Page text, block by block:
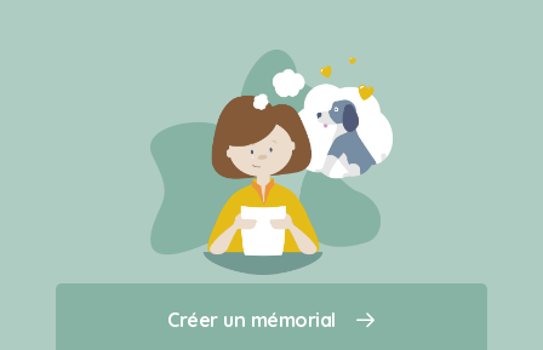
Créer un mémorial
Qui sommes-nous ?
Créer un mémorial